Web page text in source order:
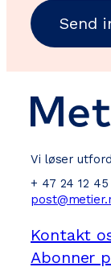
Vi løser
+ 47 24 12
Kontakt
Abonner